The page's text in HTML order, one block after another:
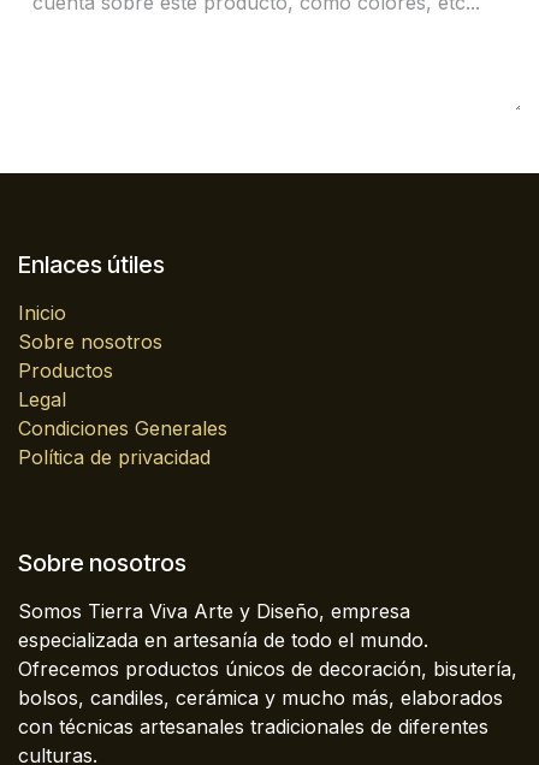
Enlaces útiles
Inicio
Sobre nosotros
Productos
Legal
Condiciones Generales
Política de privacidad
Sobre nosotros
Somos Tierra Viva Arte y Diseño, empresa
especializada en artesanía de todo el mundo.
Ofrecemos productos únicos de decoración, bisutería,
bolsos, candiles, cerámica y mucho más, elaborados
con técnicas artesanales tradicionales de diferentes
culturas.